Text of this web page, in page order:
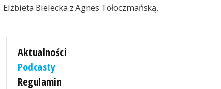
Elżbieta Bielecka z Agnes Tołoczmańską.
Aktualności
Podcasty
Regulamin